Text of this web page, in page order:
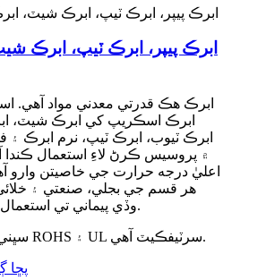
ابرڪ پيپر، ابرڪ ٽيپ، ابرڪ
ابرڪ هڪ قدرتي معدني مواد آهي.
ابرڪ اسڪريپ کي ابرڪ شيٽ،
ابرڪ ٽيوب، ابرڪ ٽيپ، نرم ابرڪ ۽
۾ پروسيس ڪرڻ لاءِ استعمال ڪندا
اعليٰ درجه حرارت جي خاصيتن وارو
هر قسم جي بجلي، صنعتي ۽
وڏي پيماني تي استعمال ٿيندو آهي.
سڀني مواد وٽ ROHS ۽ UL سرٽيفڪيٽ آهي.
پڇا